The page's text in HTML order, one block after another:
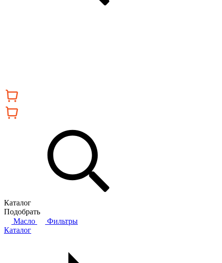
Каталог
Подобрать
Масло
Фильтры
Каталог